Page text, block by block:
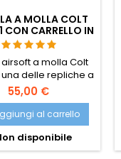
A MOLLA COLT
CON CARRELLO IN
METALLO
a molla Colt
una delle repliche a
più realistiche -
precisa, piacevole
e facile da
sistema di tiro BAXS
i proiettili in volo,
così la
55,00 €
al carrello
disponibile